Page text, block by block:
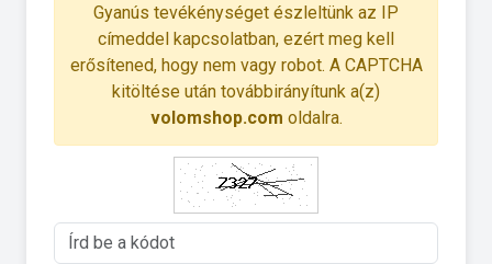
Gyanús tevékénységet észleltünk az IP
címeddel kapcsolatban, ezért meg kell
erősítened, hogy nem vagy robot. A CAPTCHA
kitöltése után továbbirányítunk a(z)
volomshop.com oldalra.